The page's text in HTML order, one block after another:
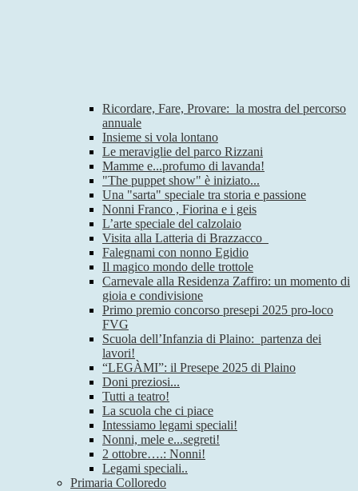
Ricordare, Fare, Provare: la mostra del percorso
annuale
Insieme si vola lontano
Le meraviglie del parco Rizzani
Mamme e...profumo di lavanda!
"The puppet show" è iniziato...
Una "sarta" speciale tra storia e passione
Nonni Franco , Fiorina e i geis
L’arte speciale del calzolaio
Visita alla Latteria di Brazzacco
Falegnami con nonno Egidio
Il magico mondo delle trottole
Carnevale alla Residenza Zaffiro: un momento di
gioia e condivisione
Primo premio concorso presepi 2025 pro-loco
FVG
Scuola dell’Infanzia di Plaino: partenza dei
lavori!
“LEGÀMI”: il Presepe 2025 di Plaino
Doni preziosi...
Tutti a teatro!
La scuola che ci piace
Intessiamo legami speciali!
Nonni, mele e...segreti!
2 ottobre….: Nonni!
Legami speciali..
Primaria Colloredo